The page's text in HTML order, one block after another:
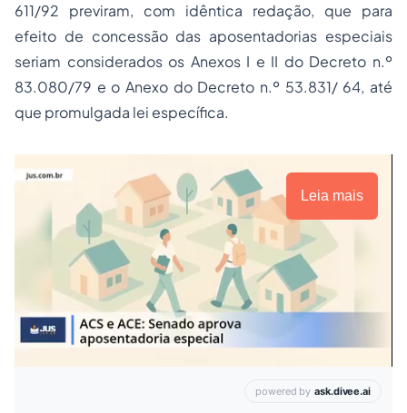
611/92 previram, com idêntica redação, que para
efeito de concessão das aposentadorias especiais
seriam considerados os Anexos I e II do Decreto n.º
83.080/79 e o Anexo do Decreto n.º 53.831/ 64, até
que promulgada lei específica.
Leia mais